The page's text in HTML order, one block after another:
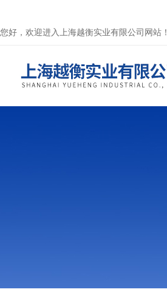
您好，欢迎进入上海越衡实业有限公司网站！